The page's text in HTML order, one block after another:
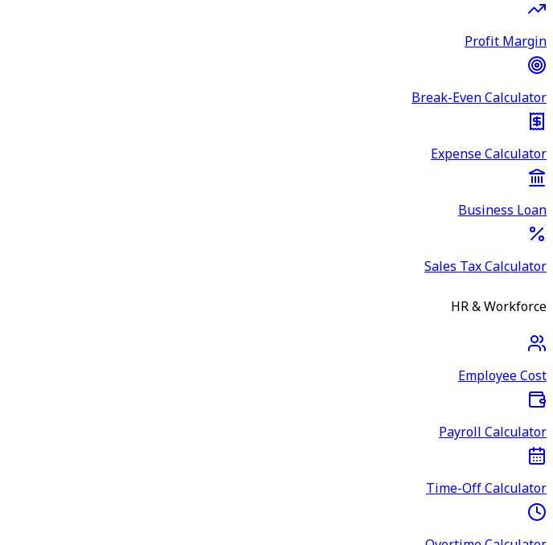
Profit Margin
Break-Even Calculator
Expense Calculator
Business Loan
Sales Tax Calculator
HR & Workforce
Employee Cost
Payroll Calculator
Time-Off Calculator